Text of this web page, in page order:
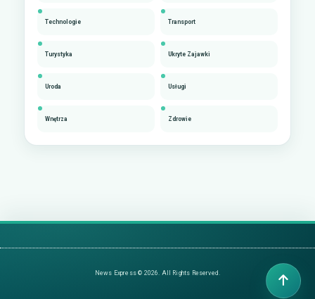
Technologie Transport
Turystyka Ukryte Zajawki
Uroda Usługi
Wnętrza Zdrowie
News Express © 2026. All Rights Reserved.